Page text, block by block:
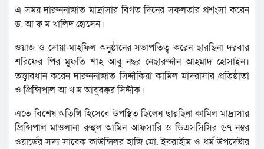
এ সময় দারুননাজাত মাদ্রাসার বিগত দিনের সফলতার প্রশংসা করেন
ড. আ ফ ম খালিদ হোসেন।
ওয়াজ ও দোয়া-মাহফিল অনুষ্ঠানের সভাপতিত্ব করেন ছারছিনা দরবার
শরিফের পির মুফতি শাহ আবু নছর নেছারুদ্দীন আহমাদ হোসাইন।
তত্ত্বাবধান করেন দারুননাজাত সিদ্দীকিয়া কামিল মাদরাসার প্রতিষ্ঠাতা
ও প্রিন্সিপাল আ খ ম আবুবক্কর সিদ্দীক।
এতে বিশেষ অতিথি হিসেবে উপস্থিত ছিলেন ছারছিনা কামিল মাদ্রাসার
প্রিন্সিপাল মাওলানা রুহুল আমিন আফসারি ও ডিএসসিসির ৬৭ নম্বর
ওয়ার্ডের সদ্য সাবেক কাউন্সিলর হাজি মো. ইবরাহীম ও ধর্ম উপদেষ্টার